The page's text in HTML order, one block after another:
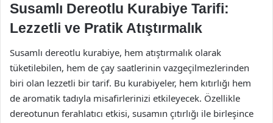
Susamlı Dereotlu Kurabiye Tarifi:
Lezzetli ve Pratik Atıştırmalık
Susamlı dereotlu kurabiye, hem atıştırmalık olarak
tüketilebilen, hem de çay saatlerinin vazgeçilmezlerinden
biri olan lezzetli bir tarif. Bu kurabiyeler, hem kıtırlığı hem
de aromatik tadıyla misafirlerinizi etkileyecek. Özellikle
dereotunun ferahlatıcı etkisi, susamın çıtırlığı ile birleşince